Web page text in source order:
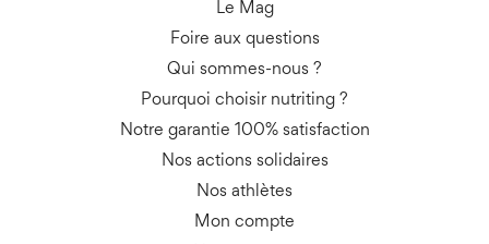
Le Mag
Foire aux questions
Qui sommes-nous ?
Pourquoi choisir nutriting ?
Notre garantie 100% satisfaction
Nos actions solidaires
Nos athlètes
Mon compte